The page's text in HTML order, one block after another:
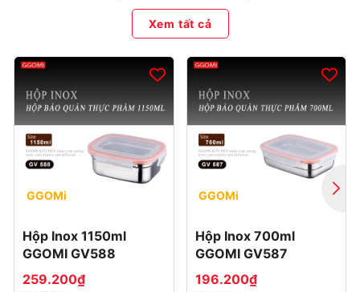
Xem tất cả
GGOMi
Hộp Inox 1150ml
GGOMI GV588
259.200₫
GGOMi
Hộp Inox 700ml
GGOMI GV587
196.200₫